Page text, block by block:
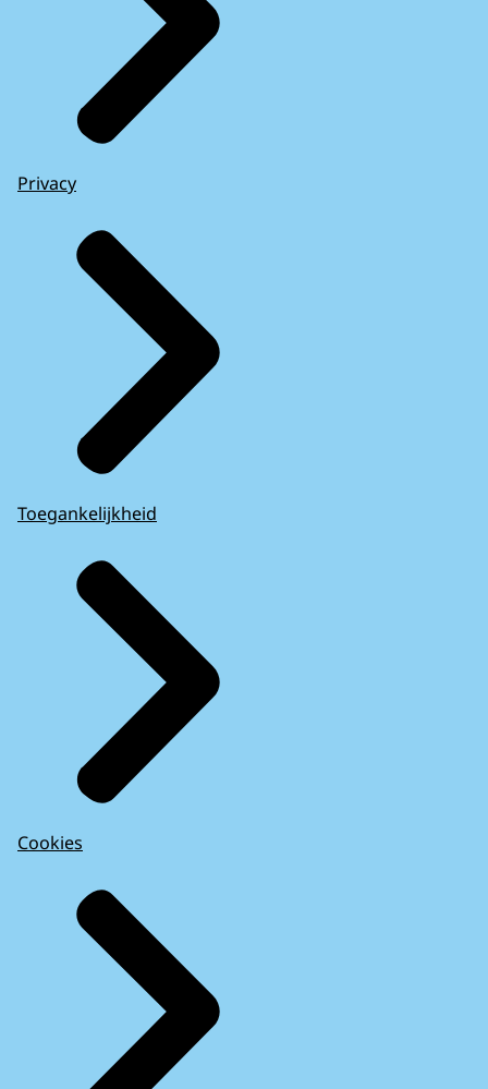
Privacy
Toegankelijkheid
Cookies